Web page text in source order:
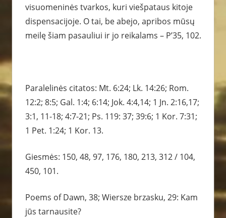
visuomeninės tvarkos, kuri viešpataus kitoje
dispensacijoje. O tai, be abejo, apribos mūsų
meilę šiam pasauliui ir jo reikalams – P’35, 102.
Paralelinės citatos: Mt. 6:24; Lk. 14:26; Rom.
12:2; 8:5; Gal. 1:4; 6:14; Jok. 4:4,14; 1 Jn. 2:16,17;
3:1, 11-18; 4:7-21; Ps. 119: 37; 39:6; 1 Kor. 7:31;
1 Pet. 1:24; 1 Kor. 13.
Giesmės: 150, 48, 97, 176, 180, 213, 312 / 104,
450, 101.
Poems of Dawn, 38; Wiersze brzasku, 29: Kam
jūs tarnausite?